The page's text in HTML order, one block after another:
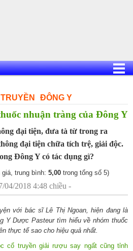
ĐÔNG Y
nhuận tràng của Đông Y
đại tiện, đưa tà từ trong ra
đại tiện chữa tích trệ, giải độc.
Đông Y có tác dụng gì?
giá, trung bình: 5,00 trong tổng số 5)
04/2018 4:48 chiều -
với bác sĩ Lê Thị Ngoan, hiện đang là
Y Dược Pasteur tìm hiểu về nhóm thuốc
thực tế sao cho hiệu quả nhất.
cổ truyền giải rượu say ngất cũng tỉnh